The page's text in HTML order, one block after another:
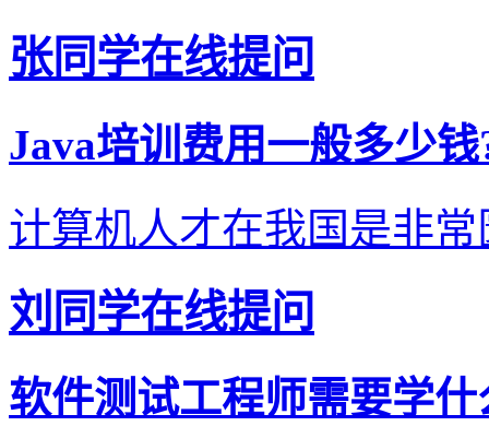
张同学在线提问
Java培训费用一般多少
计算机人才在我国是非
刘同学在线提问
软件测试工程师需要学